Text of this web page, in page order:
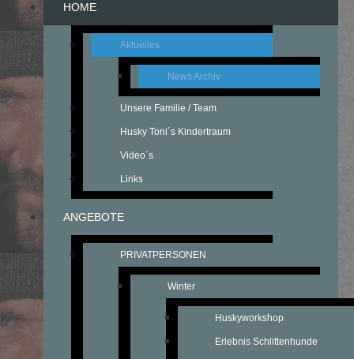
HOME
Aktuelles
News Archiv
Unsere Familie / Team
Husky Toni´s Kindertraum
Video´s
Links
ANGEBOTE
PRIVATPERSONEN
Winter
Huskyworkshop
Erlebnis Schlittenhunde